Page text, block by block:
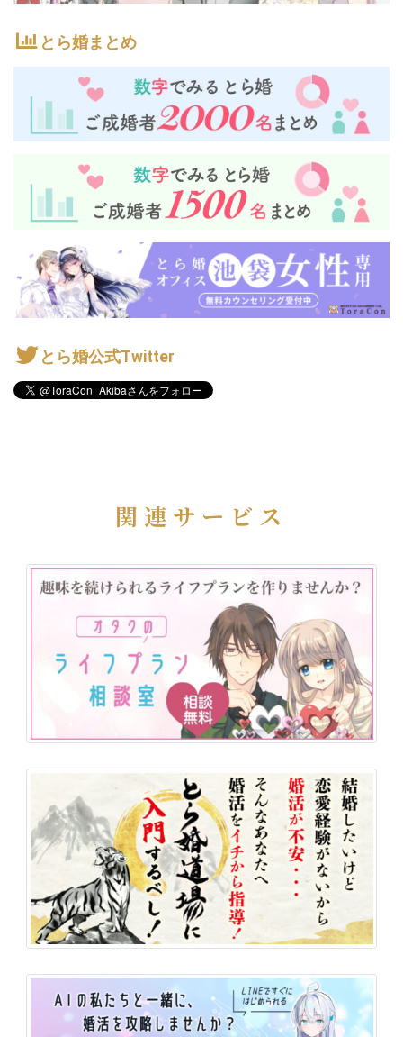
とら婚まとめ
とら婚公式Twitter
関連サービス